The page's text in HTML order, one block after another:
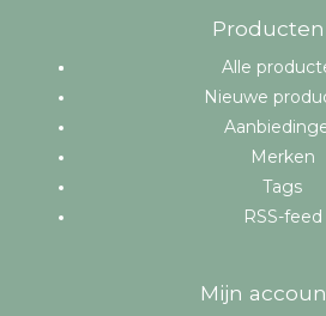
Producten
Alle
Nieuwe
Merken
Tags
RSS-feed
Mijn